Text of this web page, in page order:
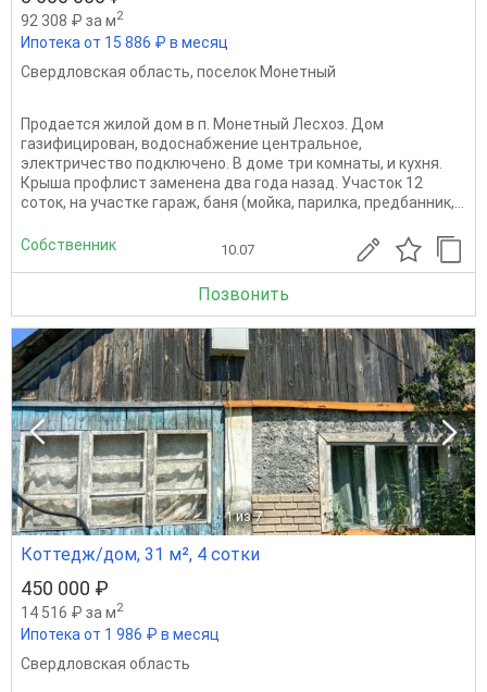
92 308 ₽ за м2
Ипотека от 15 886 ₽ в месяц
Свердловская область, поселок Монетный
Продается жилой дом в п. Монетный Лесхоз. Дом
газифицирован, водоснабжение центральное,
электричество подключено. В доме три комнаты, и кухня.
Крыша профлист заменена два года назад. Участок 12
соток, на участке гараж, баня (мойка, парилка, предбанник,...
Собственник 10.07
Позвонить
1 из 7
Коттедж/дом, 31 м², 4 сотки
450 000 ₽
14 516 ₽ за м2
Ипотека от 1 986 ₽ в месяц
Свердловская область